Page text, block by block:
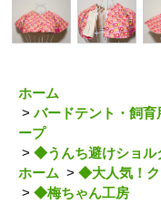
ホーム
>バードテント・飼
ープ
> ◆うんち避けショル
ホーム > ◆大人気！ク
> ◆梅ちゃん工房